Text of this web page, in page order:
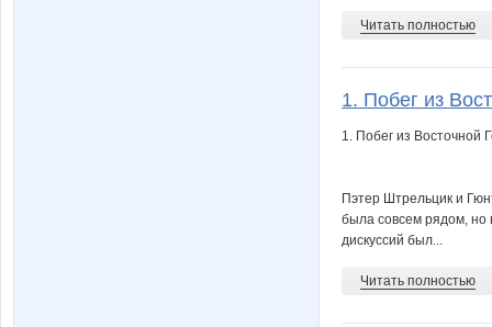
Читать полностью
1. Побег из
1. Побег из Восточной
Пэтер Штрельцик и
была совсем рядом, но
дискуссий был...
Читать полностью